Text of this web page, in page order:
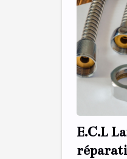
E.C.L